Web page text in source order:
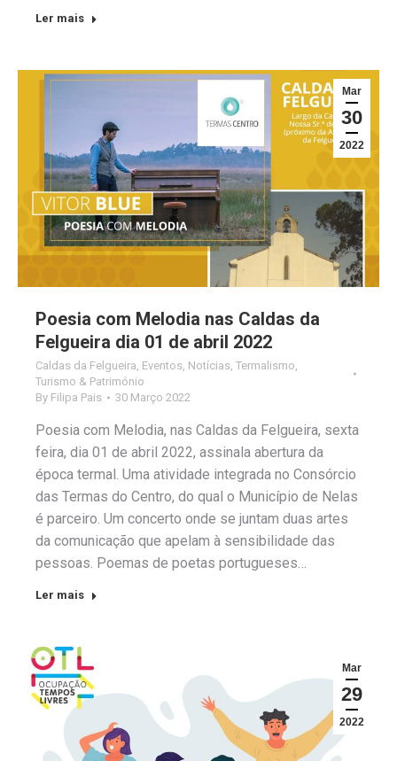
Ler mais
Mar
30
2022
Poesia com Melodia nas Caldas da
Felgueira dia 01 de abril 2022
Caldas da Felgueira Eventos Notícias Termalismo
Turismo & Património
By Filipa Pais 30 Março 2022
Poesia com Melodia, nas Caldas da Felgueira, sexta
feira, dia 01 de abril 2022, assinala abertura da
época termal. Uma atividade integrada no Consórcio
das Termas do Centro, do qual o Município de Nelas
é parceiro. Um concerto onde se juntam duas artes
da comunicação que apelam à sensibilidade das
pessoas. Poemas de poetas portugueses…
Ler mais
Mar
29
2022